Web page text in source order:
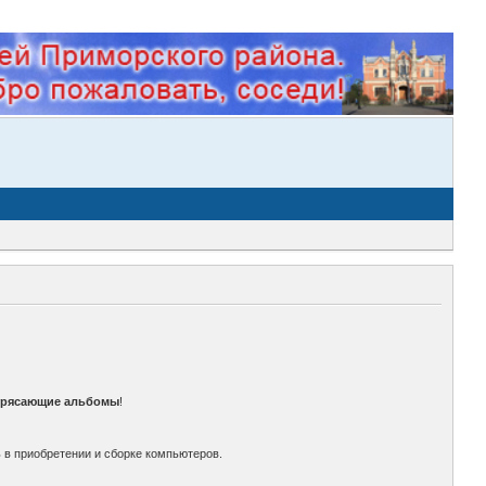
альбомы!
приобретении и сборке компьютеров.